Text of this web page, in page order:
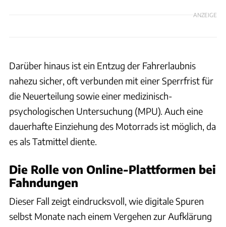
ANZEIGE
Darüber hinaus ist ein Entzug der Fahrerlaubnis
nahezu sicher, oft verbunden mit einer Sperrfrist für
die Neuerteilung sowie einer medizinisch-
psychologischen Untersuchung (MPU). Auch eine
dauerhafte Einziehung des Motorrads ist möglich, da
es als Tatmittel diente.
Die Rolle von Online-Plattformen bei
Fahndungen
Dieser Fall zeigt eindrucksvoll, wie digitale Spuren
selbst Monate nach einem Vergehen zur Aufklärung